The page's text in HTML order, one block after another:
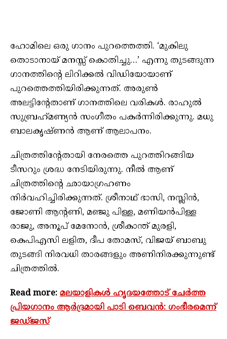
ഹോമിലെ ഒരു ഗാനം പുറത്തെത്തി. ‘മുകിലു
തൊടാനായ് മനസ്സ് കൊതിച്ചു…’ എന്നു തുടങ്ങുന്ന
ഗാനത്തിന്റെ ലിറിക്കല്‍ വിഡിയോയാണ്
പുറത്തെത്തിയിരിക്കുന്നത്. അരുണ്‍
അലട്ടിന്റേതാണ് ഗാനത്തിലെ വരികള്‍. രാഹുല്‍
സുബ്രഹ്‌മണ്യന്‍ സംഗീതം പകര്‍ന്നിരിക്കുന്നു. മധു
ബാലകൃഷ്ണന്‍ ആണ് ആലാപനം.
ചിത്രത്തിന്റേതായി നേരത്തെ പുറത്തിറങ്ങിയ
ടീസറും ശ്രദ്ധ നേടിയിരുന്നു. നീല്‍ ആണ്
ചിത്രത്തിന്റെ ഛായാഗ്രഹണം
നിര്‍വഹിച്ചിരിക്കുന്നത്. ശ്രീനാഥ് ഭാസി, നസ്ലിന്‍,
ജോണി ആന്റണി, മഞ്ജു പിള്ള, മണിയന്‍പിള്ള
രാജു, അനൂപ് മേനോന്‍, ശ്രീകാന്ത് മുരളി,
കെപിഎസി ലളിത, ദീപ തോമസ്, വിജയ് ബാബു
തുടങ്ങി നിരവധി താരങ്ങളും അണിനിരക്കുന്നുണ്ട്
ചിത്രത്തില്‍.
Read more: മലയാളികള്‍ ഹൃദയത്തോട് ചേര്‍ത്ത
പ്രിയഗാനം ആര്‍ദ്രമായി പാടി ബെവന്‍: ഗംഭീരമെന്ന്
ജഡ്ജസ്